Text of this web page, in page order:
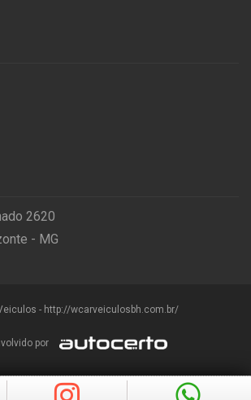
2620
- MG
- http://wcarveiculosbh.com.br/
por